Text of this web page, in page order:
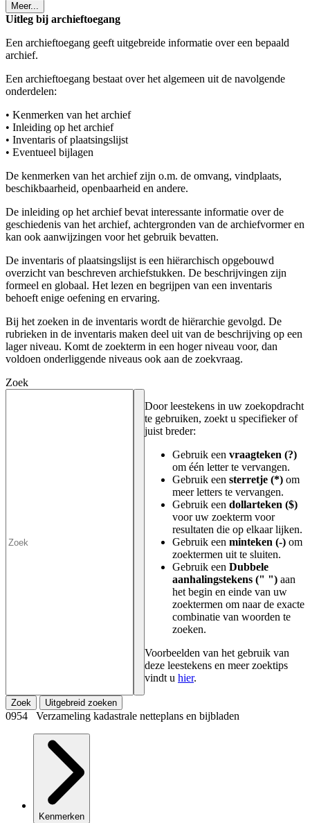
Meer...
Uitleg bij archieftoegang
Een archieftoegang geeft uitgebreide informatie over een bepaald
archief.
Een archieftoegang bestaat over het algemeen uit de navolgende
onderdelen:
• Kenmerken van het archief
• Inleiding op het archief
• Inventaris of plaatsingslijst
• Eventueel bijlagen
De kenmerken van het archief zijn o.m. de omvang, vindplaats,
beschikbaarheid, openbaarheid en andere.
De inleiding op het archief bevat interessante informatie over de
geschiedenis van het archief, achtergronden van de archiefvormer en
kan ook aanwijzingen voor het gebruik bevatten.
De inventaris of plaatsingslijst is een hiërarchisch opgebouwd
overzicht van beschreven archiefstukken. De beschrijvingen zijn
formeel en globaal. Het lezen en begrijpen van een inventaris
behoeft enige oefening en ervaring.
Bij het zoeken in de inventaris wordt de hiërarchie gevolgd. De
rubrieken in de inventaris maken deel uit van de beschrijving op een
lager niveau. Komt de zoekterm in een hoger niveau voor, dan
voldoen onderliggende niveaus ook aan de zoekvraag.
Zoek
Door leestekens in uw zoekopdracht
te gebruiken, zoekt u specifieker of
juist breder:
Gebruik een vraagteken (?)
om één letter te vervangen.
Gebruik een sterretje (*) om
meer letters te vervangen.
Gebruik een dollarteken ($)
voor uw zoekterm voor
resultaten die op elkaar lijken.
Gebruik een minteken (-) om
zoektermen uit te sluiten.
Gebruik een Dubbele
aanhalingstekens (" ") aan
het begin en einde van uw
zoektermen om naar de exacte
combinatie van woorden te
zoeken.
Voorbeelden van het gebruik van
deze leestekens en meer zoektips
vindt u hier.
Zoek Uitgebreid zoeken
0954 Verzameling kadastrale netteplans en bijbladen
Kenmerken